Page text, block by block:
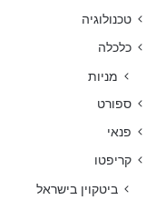
טכנולוגיה
כלכלה
מניות
ספורט
פנאי
קריפטו
ביטקוין בישראל